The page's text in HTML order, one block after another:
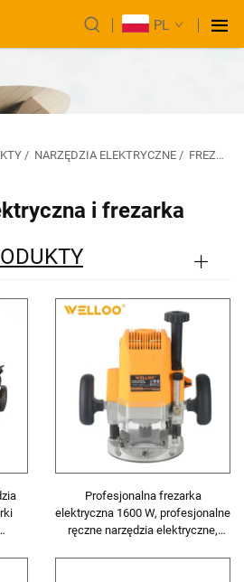
PL
/ NARZĘDZIA ELEKTRYCZNE / FREZARKA I ROWER DO CIĘCIA ELEKTRYCZNEGO
i frezarka
Profesjonalna frezarka
elektryczna 1600 W, profesjonalne
ręczne narzędzia elektryczne,